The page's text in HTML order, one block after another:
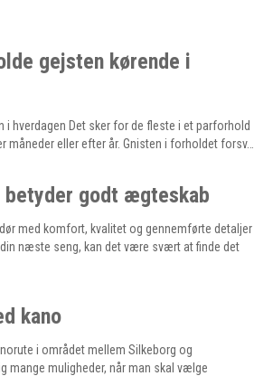
gejsten kørende i
i hverdagen Det sker for de fleste i et parforhold
måneder eller efter år. Gnisten i forholdet forsv…
betyder godt ægteskab
med komfort, kvalitet og gennemførte detaljer
din næste seng, kan det være svært at finde det
kano
i området mellem Silkeborg og
mange muligheder, når man skal vælge